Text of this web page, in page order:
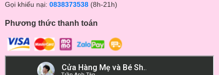
Gọi khiếu nại: 0838373538 (8h-21h)
Phương thức thanh toán